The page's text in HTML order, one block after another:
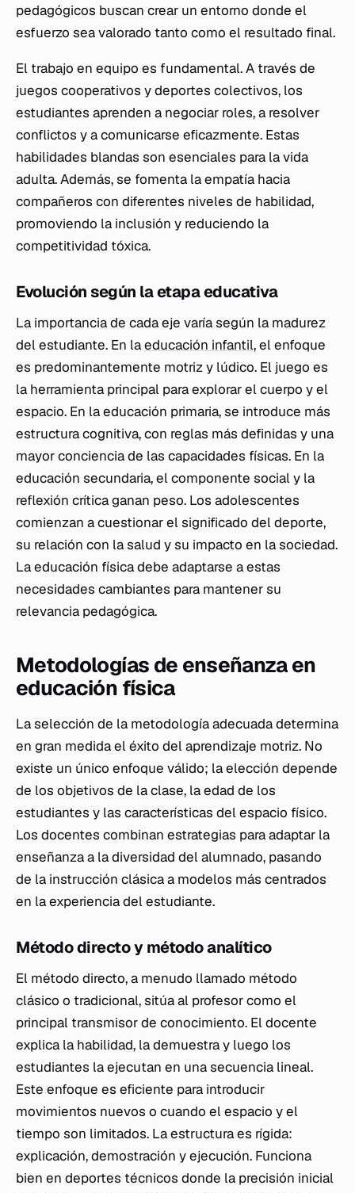
pedagógicos buscan crear un entorno donde el
esfuerzo sea valorado tanto como el resultado final.
El trabajo en equipo es fundamental. A través de
juegos cooperativos y deportes colectivos, los
estudiantes aprenden a negociar roles, a resolver
conflictos y a comunicarse eficazmente. Estas
habilidades blandas son esenciales para la vida
adulta. Además, se fomenta la empatía hacia
compañeros con diferentes niveles de habilidad,
promoviendo la inclusión y reduciendo la
competitividad tóxica.
Evolución según la etapa educativa
La importancia de cada eje varía según la madurez
del estudiante. En laeducación infantil, el enfoque
es predominantemente motriz y lúdico. El juego es
la herramienta principal para explorar el cuerpo y el
espacio. En la educación primaria, se introduce más
estructura cognitiva, con reglas más definidas y una
mayor conciencia de las capacidades físicas. En la
educación secundaria, el componente social y la
reflexión crítica ganan peso. Los adolescentes
comienzan a cuestionar el significado del deporte,
su relación con la salud y su impacto en la sociedad.
La educación física debe adaptarse a estas
necesidades cambiantes para mantener su
relevancia pedagógica.
Metodologías de enseñanza en
educación física
La selección de la metodología adecuada determina
en gran medida el éxito del aprendizaje motriz. No
existe un único enfoque válido; la elección depende
de los objetivos de la clase, la edad de los
estudiantes y las características del espacio físico.
Los docentes combinan estrategias para adaptar la
enseñanza a la diversidad del alumnado, pasando
de la instrucción clásica a modelos más centrados
en la experiencia del estudiante.
Método directo y método analítico
El método directo, a menudo llamado método
clásico o tradicional, sitúa al profesor como el
principal transmisor de conocimiento. El docente
explica la habilidad, la demuestra y luego los
estudiantes la ejecutan en una secuencia lineal.
Este enfoque es eficiente para introducir
movimientos nuevos o cuando el espacio y el
tiempo son limitados. La estructura es rígida:
explicación, demostración y ejecución. Funciona
bien en deportes técnicos donde la precisión inicial